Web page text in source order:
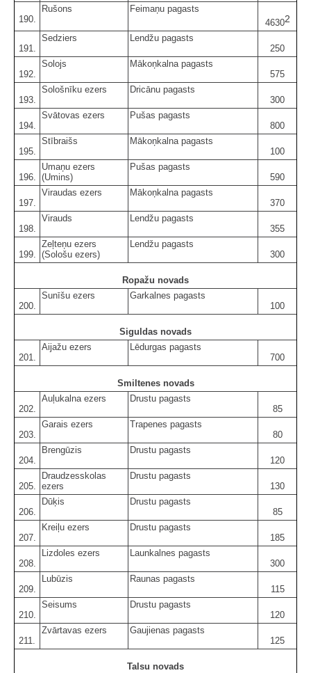
190.
Rušons
Feimaņu pagasts
46302
191.
Sedziers
Lendžu pagasts
250
192.
Solojs
Mākoņkalna pagasts
575
193.
Sološnīku ezers
Dricānu pagasts
300
194.
Svātovas ezers
Pušas pagasts
800
195.
Stībraišs
Mākoņkalna pagasts
100
196.
Umaņu ezers
(Umins)
Pušas pagasts
590
197.
Viraudas ezers
Mākoņkalna pagasts
370
198.
Virauds
Lendžu pagasts
355
199.
Zeļteņu ezers
(Sološu ezers)
Lendžu pagasts
300
Ropažu novads
200.
Sunīšu ezers
Garkalnes pagasts
100
Siguldas novads
201.
Aijažu ezers
Lēdurgas pagasts
700
Smiltenes novads
202.
Auļukalna ezers
Drustu pagasts
85
203.
Garais ezers
Trapenes pagasts
80
204.
Brengūzis
Drustu pagasts
120
205.
Draudzesskolas
ezers
Drustu pagasts
130
206.
Dūķis
Drustu pagasts
85
207.
Kreiļu ezers
Drustu pagasts
185
208.
Lizdoles ezers
Launkalnes pagasts
300
209.
Lubūzis
Raunas pagasts
115
210.
Seisums
Drustu pagasts
120
211.
Zvārtavas ezers
Gaujienas pagasts
125
Talsu novads